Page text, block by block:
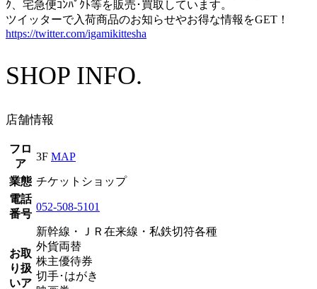
ｸ、宅急便ｺﾝﾊﾟｸﾄ等を販売･買取しています。
ツイッターで入荷商品のお知らせやお得な情報をGET！
https://twitter.com/igamikittesha
SHOP INFO.
店舗情報
フロ
ア
3F MAP
業態 チケットショップ
電話
番号
052-508-5101
お取
り扱
いア
新幹線・ＪＲ在来線・私鉄切符各種
外貨両替
株主優待券
切手･はがき